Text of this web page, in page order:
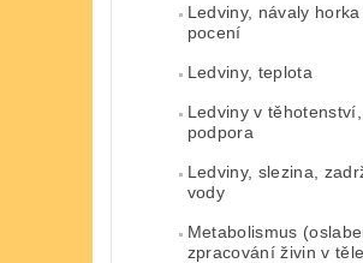
Ledviny, návaly horka
pocení
Ledviny, teplota
Ledviny v těhotenství,
podpora
Ledviny, slezina,
vody
Metabolismus
zpracování živin v